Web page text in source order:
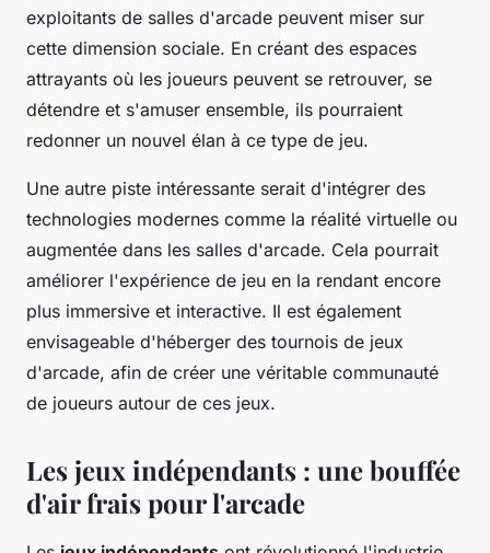
exploitants de salles d'arcade peuvent miser sur
cette dimension sociale. En créant des espaces
attrayants où les joueurs peuvent se retrouver, se
détendre et s'amuser ensemble, ils pourraient
redonner un nouvel élan à ce type de jeu.
Une autre piste intéressante serait d'intégrer des
technologies modernes comme la réalité virtuelle ou
augmentée dans les salles d'arcade. Cela pourrait
améliorer l'expérience de jeu en la rendant encore
plus immersive et interactive. Il est également
envisageable d'héberger des tournois de jeux
d'arcade, afin de créer une véritable communauté
de joueurs autour de ces jeux.
Les jeux indépendants : une bouffée
d'air frais pour l'arcade